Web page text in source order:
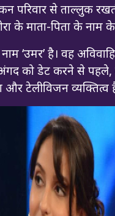
परिवार से ताल्लुक
के माता-पिता के नाम
‘उमर’ है। वह
को डेट करने से पहले,
टेलीविजन व्यक्तित्व